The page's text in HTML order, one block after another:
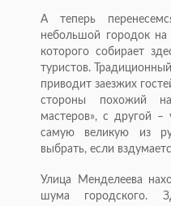
А теперь
небольшой городок на
которого собирает
туристов.
приводит заезжих
стороны похожий
мастеров», с другой
самую великую из
выбрать, если
Улица Менделеева
шума городского.